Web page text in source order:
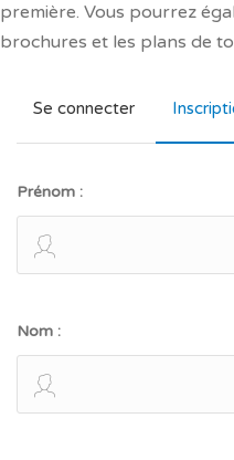
première. Vous pourrez
brochures et les plans de
Se connecter
Prénom :
Nom :